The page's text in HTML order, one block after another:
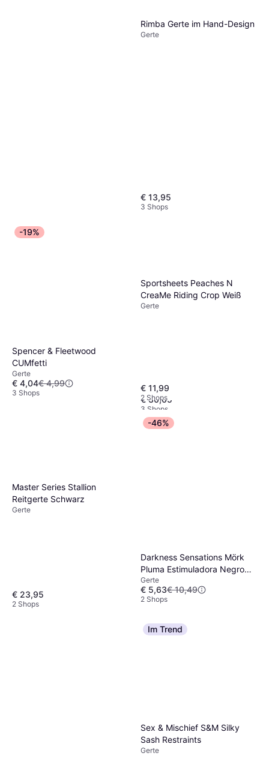
Gerte
€ 30,05
3 Shops
Rimba Gerte im Hand-Design
Gerte
€ 13,95
3 Shops
-19%
Spencer & Fleetwood
CUMfetti
Gerte
€ 4,04€ 4,99
3 Shops
Sportsheets Peaches N
CreaMe Riding Crop Weiß
Gerte
€ 11,99
2 Shops
Master Series Stallion
Reitgerte Schwarz
Gerte
€ 23,95
2 Shops
-46%
Darkness Sensations Mörk
Pluma Estimuladora Negro
17cm
Gerte
€ 5,63€ 10,49
2 Shops
Im Trend
Sex & Mischief S&M Silky
Sash Restraints
Gerte